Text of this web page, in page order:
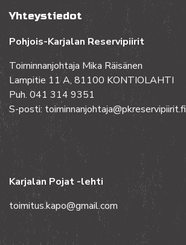
Yhteystiedot
Pohjois-Karjalan Reservipiirit
Toiminnanjohtaja Mika Räisänen
Lampitie 11 A, 81100 KONTIOLAHTI
Puh. 041 314 9351
S-posti: toiminnanjohtaja@pkreservipiirit.fi
Karjalan Pojat -lehti
toimitus.kapo@gmail.com